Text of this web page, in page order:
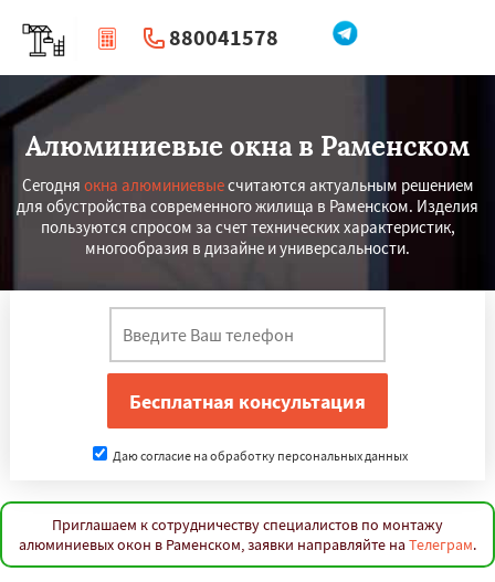
880041578
| Перезвоните мне
Алюминиевые окна в Раменском
Сегодня окна алюминиевыесчитаются актуальным решением
для обустройства современного жилища в Раменском. Изделия
пользуются спросом за счет технических характеристик,
многообразия в дизайне и универсальности.
Даю согласие на обработку персональных данных
Приглашаем к сотрудничеству специалистов по монтажу
алюминиевых окон в Раменском, заявки направляйте на Телеграм.